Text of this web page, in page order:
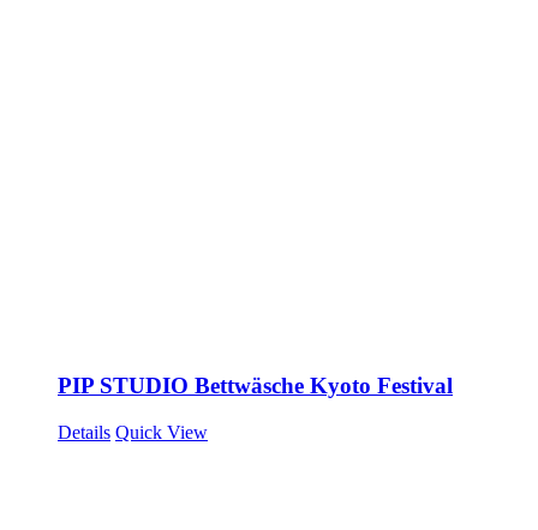
PIP STUDIO Bettwäsche Kyoto Festival
Details Quick View